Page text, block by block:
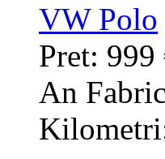
VW Polo
Pret: 999
An